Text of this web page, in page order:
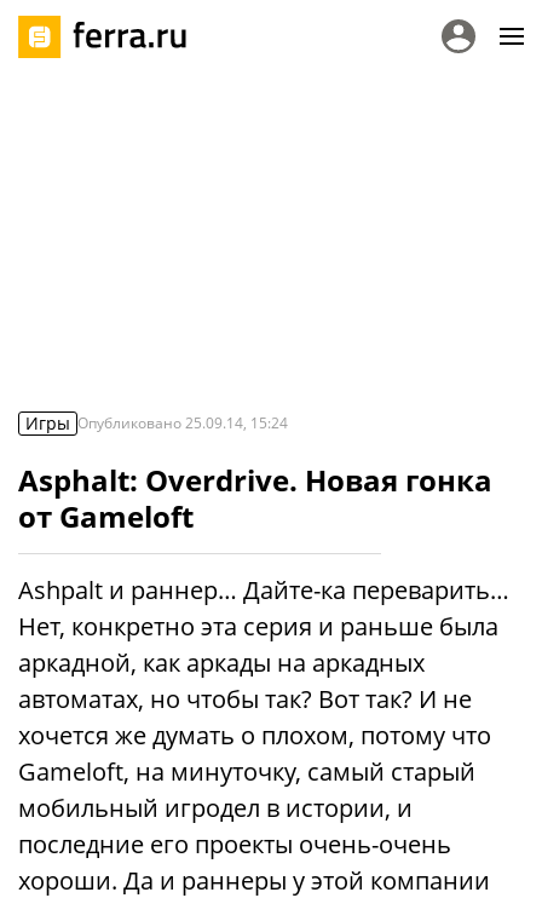
Игры Опубликовано25.09.14, 15:24
Asphalt: Overdrive. Новая гонка
от Gameloft
Ashpalt и раннер… Дайте-ка переварить…
Нет, конкретно эта серия и раньше была
аркадной, как аркады на аркадных
автоматах, но чтобы так? Вот так? И не
хочется же думать о плохом, потому что
Gameloft, на минуточку, самый старый
мобильный игродел в истории, и
последние его проекты очень-очень
хороши. Да и раннеры у этой компании